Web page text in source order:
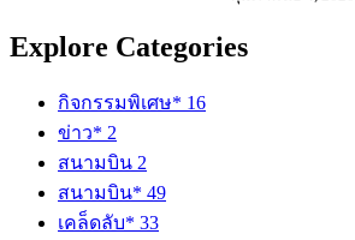
Explore Categories
กิจกรรมพิเศษ* 16
ข่าว* 2
สนามบิน 2
สนามบิน* 49
เคล็ดลับ* 33